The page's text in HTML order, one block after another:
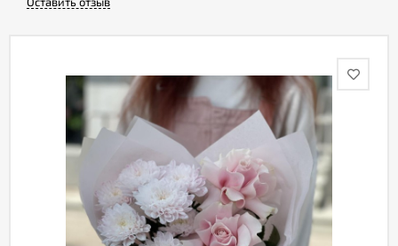
оформить